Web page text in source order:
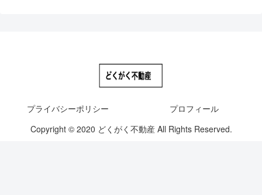
プライバシーポリシー
プロフィール
Copyright © 2020 どくがく不動産 All Rights Reserved.